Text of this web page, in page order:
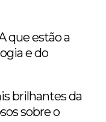
que estão a
e do
brilhantes da
sobre o